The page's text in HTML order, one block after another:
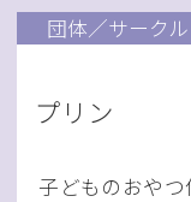
団体／サークル
プリン
子どものおや